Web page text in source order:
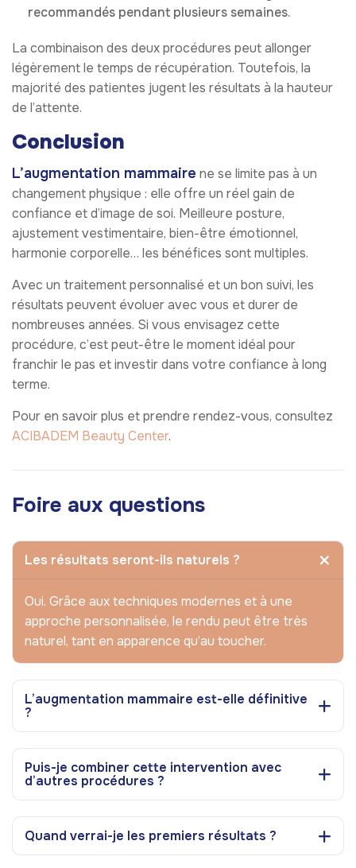
recommandés pendant plusieurs semaines.
La combinaison des deux procédures peut allonger
légèrement le temps de récupération. Toutefois, la
majorité des patientes jugent les résultats à la hauteur
de l’attente.
Conclusion
L’augmentation mammaire ne se limite pas à un
changement physique : elle offre un réel gain de
confiance et d’image de soi. Meilleure posture,
ajustement vestimentaire, bien-être émotionnel,
harmonie corporelle… les bénéfices sont multiples.
Avec un traitement personnalisé et un bon suivi, les
résultats peuvent évoluer avec vous et durer de
nombreuses années. Si vous envisagez cette
procédure, c’est peut-être le moment idéal pour
franchir le pas et investir dans votre confiance à long
terme.
Pour en savoir plus et prendre rendez-vous, consultez
ACIBADEM Beauty Center.
Foire aux questions
Les résultats seront-ils naturels ?
Oui. Grâce aux techniques modernes et à une
approche personnalisée, le rendu peut être très
naturel, tant en apparence qu’au toucher.
L’augmentation mammaire est-elle définitive
?
Puis-je combiner cette intervention avec
d’autres procédures ?
Quand verrai-je les premiers résultats ?